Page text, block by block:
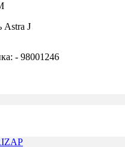
Astra J
- 98001246